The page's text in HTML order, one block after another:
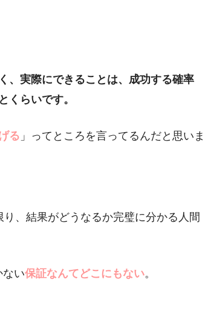
、実際にできることは、成功する確率
くらいです。
る 」ってところを言ってるんだと思いま
、結果がどうなるか完璧に分かる人間
ない保証なんてどこにもない。